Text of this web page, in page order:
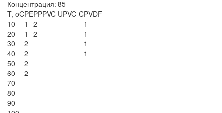
Концентрация: 85
T, oCPEPPPVC-UPVC-CPVDF
10
1 2
1
20
1 2
1
30
2
1
40
2
1
50
2
60
2
70
80
90